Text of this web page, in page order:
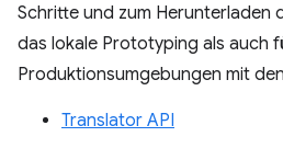
Schritte und zum Herunterladen
das lokale Prototyping als auch
Produktionsumgebungen mit
Translator API